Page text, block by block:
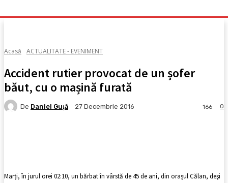
Acasă ACTUALITATE - EVENIMENT
Accident rutier provocat de un șofer
băut, cu o mașină furată
De Daniel Guţă 27 Decembrie 2016 0
166
Marți, în jurul orei 02:10, un bărbat în vârstă de 45 de ani, din orașul Călan, deşi